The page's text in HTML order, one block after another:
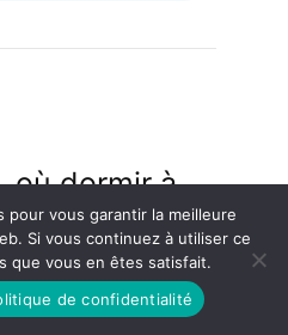
où dormir à
àun village de
pour vous garantir la meilleure
Si vous continuez à utiliser ce
que vous en êtes satisfait.
de confidentialité